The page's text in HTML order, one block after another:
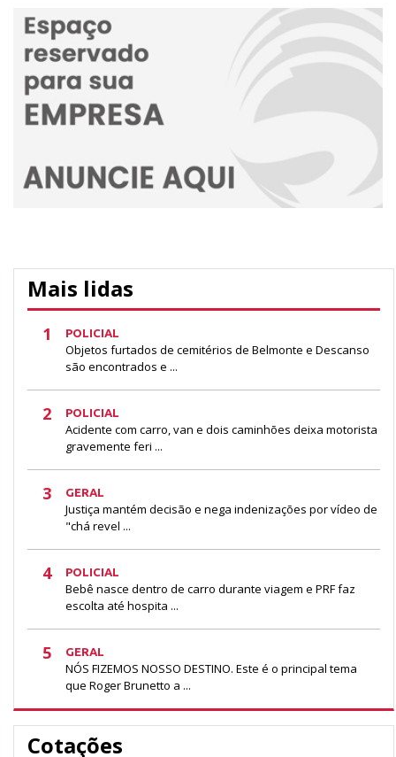
Mais lidas
1 POLICIAL
Objetos furtados de cemitérios de Belmonte e Descanso
são encontrados e ...
2 POLICIAL
Acidente com carro, van e dois caminhões deixa motorista
gravemente feri ...
3 GERAL
Justiça mantém decisão e nega indenizações por vídeo de
"chá revel ...
4 POLICIAL
Bebê nasce dentro de carro durante viagem e PRF faz
escolta até hospita ...
5 GERAL
NÓS FIZEMOS NOSSO DESTINO. Este é o principal tema
que Roger Brunetto a ...
Cotações